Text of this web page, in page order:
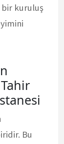
bir kuruluş
Bu